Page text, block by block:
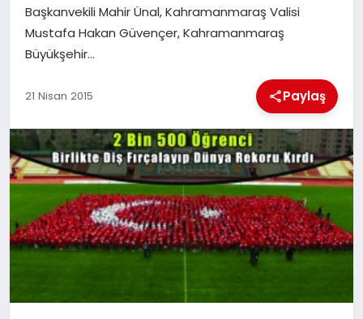
İLÇE HABERLERI
DÜNYA
İLETIŞIM
YAZARLAR
KÜNYE
Başkanvekili Mahir Ünal, Kahramanmaraş Valisi
Mustafa Hakan Güvençer, Kahramanmaraş
Büyükşehir…
21 Nisan 2015 Paylaş